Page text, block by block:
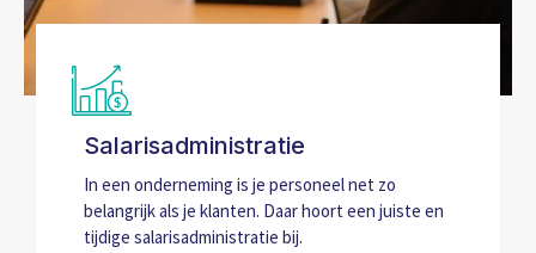
Salarisadministratie
In een onderneming is je personeel net zo
belangrijk als je klanten. Daar hoort een juiste en
tijdige salarisadministratie bij.